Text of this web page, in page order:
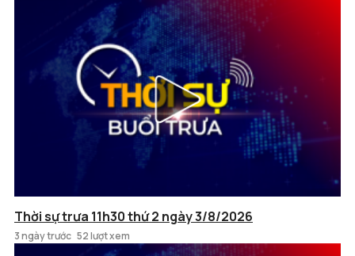
Thời sự trưa 11h30 thứ 2 ngày 3/8/2026
3 ngày trước 52 lượt xem